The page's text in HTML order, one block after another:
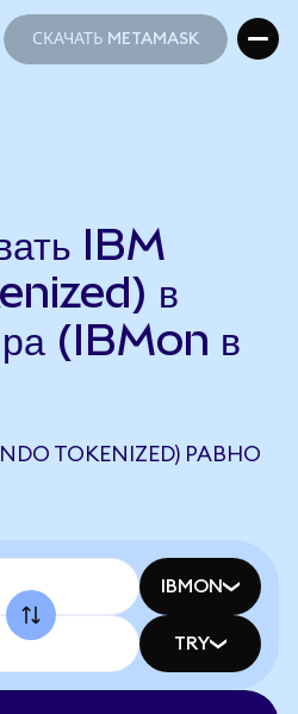
СКАЧАТЬ METAMASK
IBM
в
(IBMon в
TOKENIZED) РАВНО
IBMON
TRY